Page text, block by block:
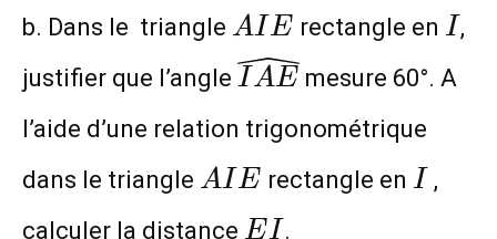
b. Dans le triangle AIE
AI E rectangle en I
I ,
justifier que l’angle \widehat{IAE}
I AE mesure 60°. A
l’aide d’une relation trigonométrique
dans le triangle AIE
AI E rectangle en I
I ,
calculer la distance EI
EI .